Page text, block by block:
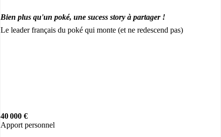
Bien plus qu'un poké, une sucess story à partager !
Le leader français du poké qui monte (et ne redescend pas)
40 000 €
Apport personnel